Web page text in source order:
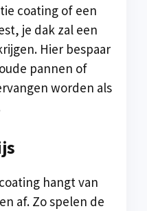
coating of een
je dak zal een
Hier bespaar
pannen of
worden als
hangt van
af. Zo spelen de